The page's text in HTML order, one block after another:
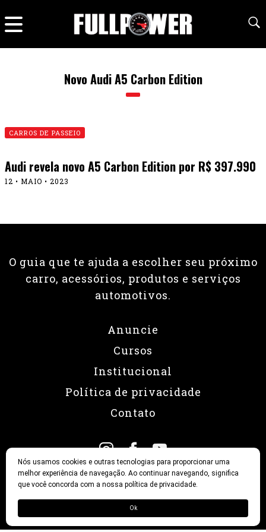
Novo Audi A5 Carbon Edition
CARROS DE PASSEIO
Audi revela novo A5 Carbon Edition por R$ 397.990
12 • MAIO • 2023
O guia que te ajuda a escolher seu próximo
carro, acessórios, produtos e serviços
automotivos.
Anuncie
Cursos
Institucional
Política de privacidade
Contato
© 2026 Revista Fullpower
Nós usamos cookies e outras tecnologias para proporcionar uma
melhor experiência de navegação. Ao continuar navegando, significa
que você concorda com a nossa política de privacidade.
Ok